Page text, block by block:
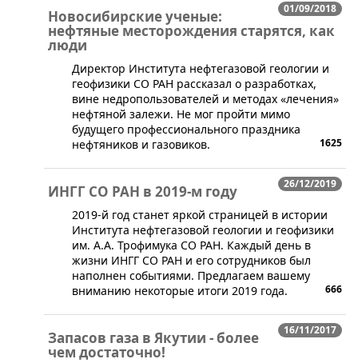
01/09/2018
Новосибирские ученые:
нефтяные месторождения старятся, как
люди
​Директор Института нефтегазовой геологии и
геофизики СО РАН рассказал о разработках,
вине недропользователей и методах «лечения»
нефтяной залежи. Не мог пройти мимо
будущего профессионального праздника
нефтяников и газовиков.
1625
26/12/2019
ИНГГ СО РАН в 2019-м году
​​​​2019-й год станет яркой страницей в истории
Института нефтегазовой геологии и геофизики
им. А.А. Трофимука СО РАН. Каждый день в
жизни ИНГГ СО РАН и его сотрудников был
наполнен событиями. Предлагаем вашему
вниманию некоторые итоги 2019 года.
666
16/11/2017
Запасов газа в Якутии - более
чем достаточно!